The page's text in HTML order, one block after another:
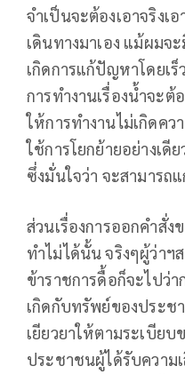
จำเป็นจะต้องเอาจริงเ
เดินทางมาเอง แม้ผมจ
เกิดการแก้ปัญหาโดยเร็
การทำงานเรื่องน้ำจะต้
ให้การทำงานไม่เกิดคว
ใช้การโยกย้ายอย่างเดี
ซึ่งมั่นใจว่า จะสามารถ
ส่วนเรื่องการออกคำสั่ง
ทำไม่ได้นั้น จริงๆผู้ว่าฯ
ข้าราชการดื้อก็จะไปว่
เกิดกับทรัพย์ของประช
เยียวยาให้ตามระเบียบ
ประชาชนผู้ได้รับความ